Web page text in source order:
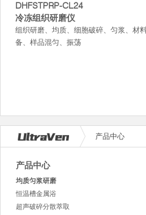
DHFSTPRP-CL24
冷冻组织研磨仪
组织研磨、均质、细胞破碎、匀浆、材
备、样品混匀、振荡
产品中心
产品中心
均质匀浆研磨
恒温槽金属浴
超声破碎分散萃取